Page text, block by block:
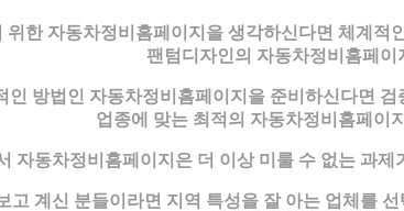
한 자동차정비홈페이지을 생각하신다면 체계
팬텀디자인의 자동차정비홈페
방법인 자동차정비홈페이지을 준비하신다면
업종에 맞는 최적의 자동차정비홈페이
자동차정비홈페이지은 더 이상 미룰 수 없는 과
계신 분들이라면 지역 특성을 잘 아는 업체를